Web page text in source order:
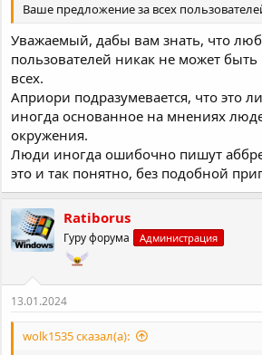
Ваше предложение за всех
Уважаемый, дабы вам знать, что
пользователей никак не может
всех.
Априори подразумевается, что это
иногда основанное на мнениях
окружения.
Люди иногда ошибочно пишут
это и так понятно, без подобной
Ratiborus
Гуру форума Администрация
13.01.2024
wolk1535 сказал(а):